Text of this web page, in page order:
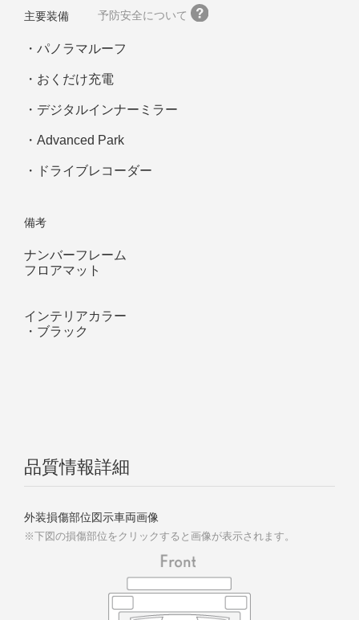
主要装備 予防安全について
パノラマルーフ
おくだけ充電
デジタルインナーミラー
Advanced Park
ドライブレコーダー
備考
ナンバーフレーム
フロアマット
インテリアカラー
・ ブラック
品質情報詳細
外装損傷部位図示車両画像
※下図の損傷部位をクリックすると画像が表示されます。